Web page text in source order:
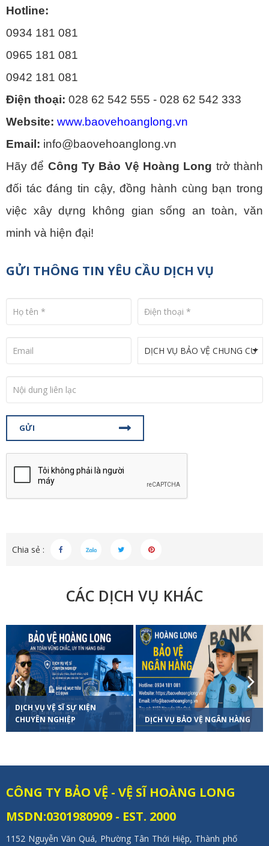
Hotline:
0934 181 081
0965 181 081
0942 181 081
Điện thoại: 028 62 542 555 - 028 62 542 333
Website: www.baovehoanglong.vn
Email: info@baovehoanglong.vn
Hãy để Công Ty Bảo Vệ Hoàng Long trở thành
đối tác đáng tin cậy, đồng hành cùng bạn trong
việc xây dựng không gian sống an toàn, văn
minh và hiện đại!
GỬI THÔNG TIN YÊU CẦU DỊCH VỤ
GỬI
Chia sẻ :
CÁC DỊCH VỤ KHÁC
Previous
DỊCH VỤ VỆ SĨ SỰ KIỆN
CHUYÊN NGHIỆP
DỊCH VỤ BẢO VỆ NGÂN HÀNG
Next
CÔNG TY BẢO VỆ - VỆ SĨ HOÀNG LONG
MSDN:0301980909 - EST. 2000
1152 Nguyễn Văn Quá, Phường Tân Thới Hiệp, Thành phố